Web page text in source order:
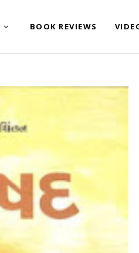
BOOK REVIEWS